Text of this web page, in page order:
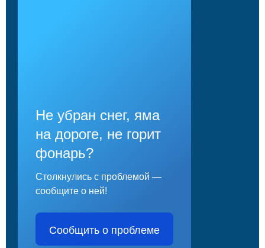
Не убран снег, яма
на дороге, не горит
фонарь?
Столкнулись с проблемой —
сообщите о ней!
Сообщить о проблеме